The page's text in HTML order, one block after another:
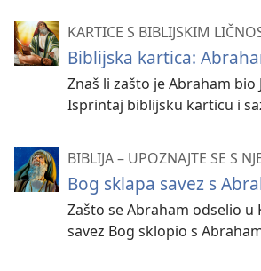
KARTICE S BIBLIJSKIM
Biblijska kartica:
Znaš li zašto je Abraham bio
Isprintaj biblijsku karticu i
BIBLIJA – UPOZNAJTE SE S
Bog sklapa savez s
Zašto se Abraham odselio u
savez Bog sklopio s